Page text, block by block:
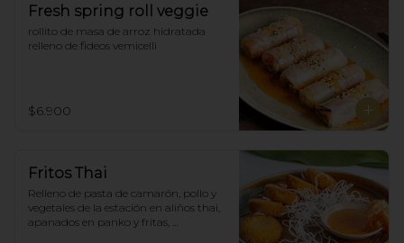
Fresh spring roll veggie
rollito de masa de arroz hidratada
relleno de fideos vemicelli
$6.900
Fritos Thai
Relleno de pasta de camarón, pollo y
vegetales de la estación en aliños thai,
apanados en panko y fritas,